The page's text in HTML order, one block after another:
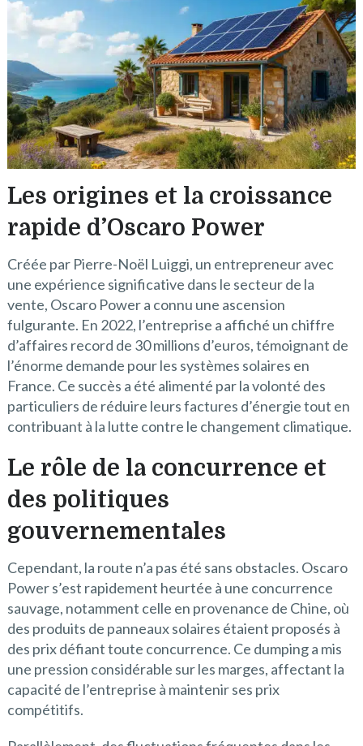
Les origines et la croissance
rapide d’Oscaro Power
Créée par Pierre-Noël Luiggi, un entrepreneur avec
une expérience significative dans le secteur de la
vente, Oscaro Power a connu une ascension
fulgurante. En 2022, l’entreprise a affiché un chiffre
d’affaires record de 30 millions d’euros, témoignant de
l’énorme demande pour les systèmes solaires en
France. Ce succès a été alimenté par la volonté des
particuliers de réduire leurs factures d’énergie tout en
contribuant à la lutte contre le changement climatique.
Le rôle de la concurrence et
des politiques
gouvernementales
Cependant, la route n’a pas été sans obstacles. Oscaro
Power s’est rapidement heurtée à une concurrence
sauvage, notamment celle en provenance de Chine, où
des produits de panneaux solaires étaient proposés à
des prix défiant toute concurrence. Ce dumping a mis
une pression considérable sur les marges, affectant la
capacité de l’entreprise à maintenir ses prix
compétitifs.